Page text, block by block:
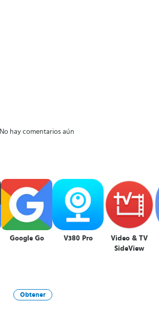
No hay comentarios aún
Google Go V380 Pro
Video & TV
SideView
Obtener